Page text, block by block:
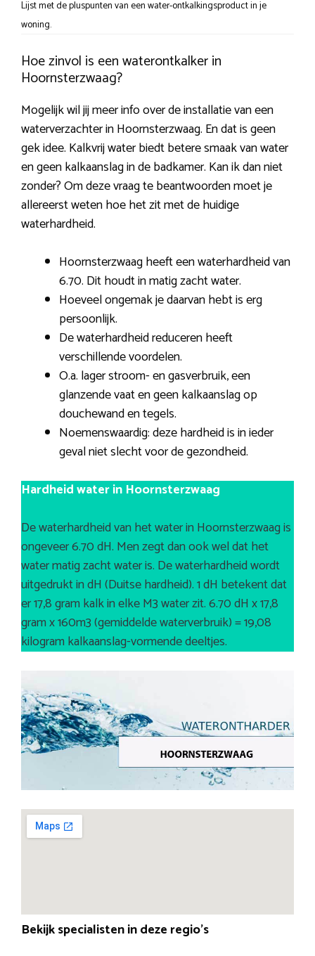
Lijst met de pluspunten van een water-ontkalkingsproduct in je
woning.
Hoe zinvol is een waterontkalker in
Hoornsterzwaag?
Mogelijk wil jij meer info over de installatie van een
waterverzachter in Hoornsterzwaag. En dat is geen
gek idee. Kalkvrij water biedt betere smaak van water
en geen kalkaanslag in de badkamer. Kan ik dan niet
zonder? Om deze vraag te beantwoorden moet je
allereerst weten hoe het zit met de huidige
waterhardheid.
Hoornsterzwaag heeft een waterhardheid van
6.70. Dit houdt in matig zacht water.
Hoeveel ongemak je daarvan hebt is erg
persoonlijk.
De waterhardheid reduceren heeft
verschillende voordelen.
O.a. lager stroom- en gasverbruik, een
glanzende vaat en geen kalkaanslag op
douchewand en tegels.
Noemenswaardig: deze hardheid is in ieder
geval niet slecht voor de gezondheid.
Hardheid water in Hoornsterzwaag
De waterhardheid van het water in Hoornsterzwaag is
ongeveer 6.70 dH. Men zegt dan ook wel dat het
water matig zacht water is. De waterhardheid wordt
uitgedrukt in dH (Duitse hardheid). 1 dH betekent dat
er 17,8 gram kalk in elke M3 water zit. 6.70 dH x 17,8
gram x 160m3 (gemiddelde waterverbruik) = 19,08
kilogram kalkaanslag-vormende deeltjes.
Bekijk specialisten in deze regio’s